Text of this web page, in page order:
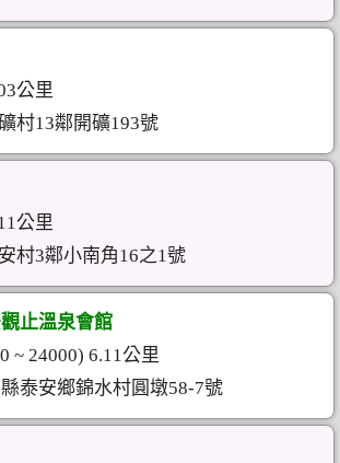
公里
村13鄰開礦193號
公里
村3鄰小南角16之1號
止溫泉會館
~ 24000) 6.11公里
泰安鄉錦水村圓墩58-7號